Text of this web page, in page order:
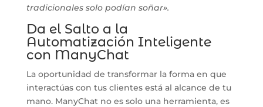
tradicionales solo podían soñar».
Da el Salto a la
Automatización Inteligente
con ManyChat
La oportunidad de transformar la forma en que
interactúas con tus clientes está al alcance de tu
mano. ManyChat no es solo una herramienta, es